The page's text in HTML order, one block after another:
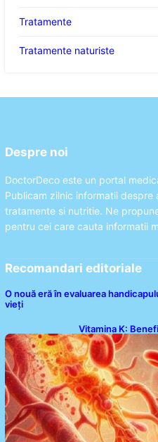
Tratamente
Tratamente naturiste
Despre noi
DoctorDeco este un portal
Publicam zilnic informatii
tratamente si nutritie. Ne
pentru cei care cauta informatii
Recomandari editoriale
O nouă eră în evaluarea
vieți
Vitamina K:
Coagularea